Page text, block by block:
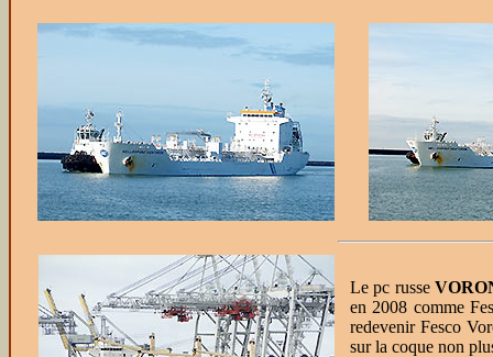
Le pc russe
en 2008 comme
redevenir Fesco
sur la coque non